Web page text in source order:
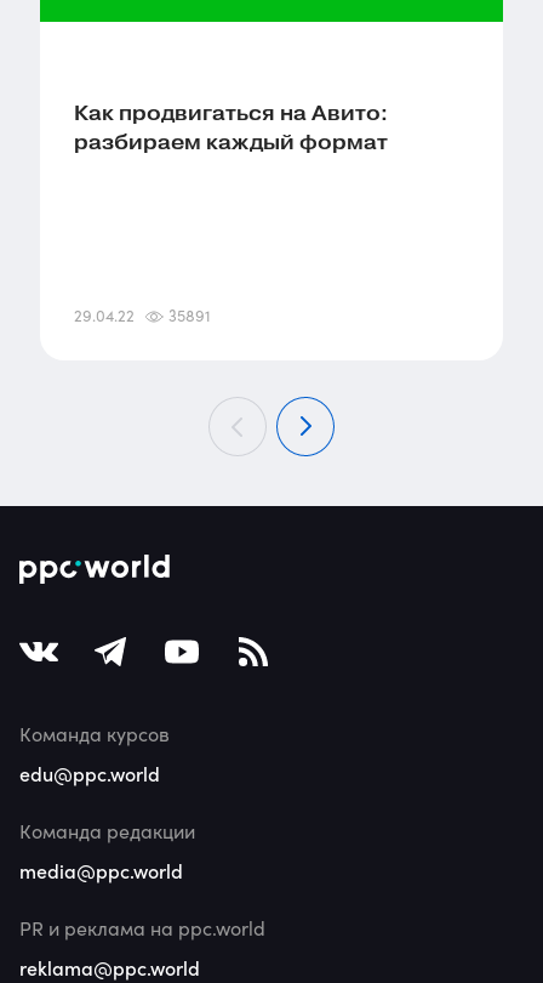
Как продвигаться на Авито:
разбираем каждый формат
29.04.22 35891
Команда курсов
edu@ppc.world
Команда редакции
media@ppc.world
PR и реклама на ppc.world
reklama@ppc.world